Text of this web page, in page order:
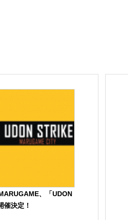
、「UDON
催決定！